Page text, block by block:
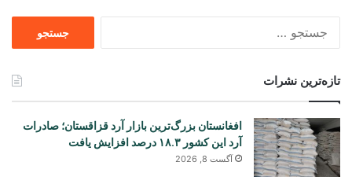
تازه‌ترین نشرات
افغانستان بزرگ‌ترین بازار آرد قزاقستان؛ صادرات
آرد این کشور ۱۸.۳ درصد افزایش یافت
آگست 8, 2026